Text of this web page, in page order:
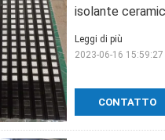
isolante
CONTATTO
Leggi di più
2023-06-16 15:59:27